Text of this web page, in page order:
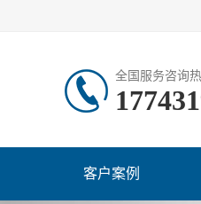
全国服务咨询
客户案例